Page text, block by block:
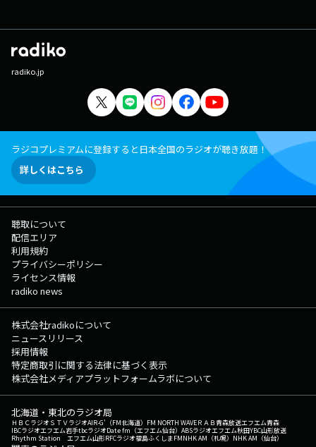
radiko.jp
ラジコプレミアムに登録すると日本全国のラジオが聴き放題！
詳しくはこちら
聴取について
配信エリア
利用規約
プライバシーポリシー
ライセンス情報
radiko news
株式会社radikoについて
ニュースリリース
採用情報
特定商取引に関する法律に基づく表示
株式会社メディアプラットフォームラボについて
北海道・東北のラジオ局
ＨＢＣラジオＳＴＶラジオAIR-G'（FM北海道） FM NORTH WAVEＲＡＢ青森放送エフエム青森
IBCラジオエフエム岩手tbcラジオDate fm（エフエム仙台） ABSラジオエフエム秋田YBC山形放送
Rhythm Station エフエム山形RFCラジオ福島ふくしまFMNHK AM（札幌） NHK AM（仙台）